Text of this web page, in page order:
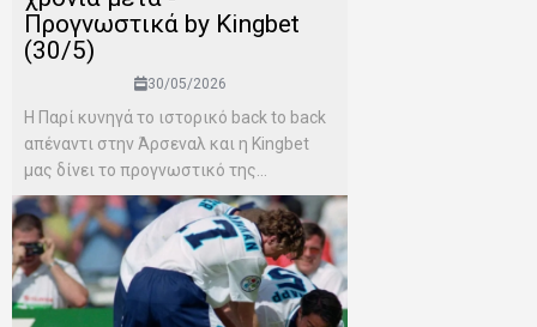
Προγνωστικά by Kingbet
(30/5)
30/05/2026
Η Παρί κυνηγά το ιστορικό back to back
απέναντι στην Άρσεναλ και η Kingbet
μας δίνει το προγνωστικό της...